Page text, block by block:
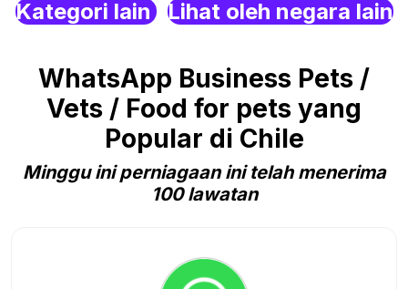
Kategori lain Lihat oleh negara lain
WhatsApp Business Pets /
Vets / Food for pets yang
Popular di Chile
Minggu ini perniagaan ini telah menerima
100 lawatan